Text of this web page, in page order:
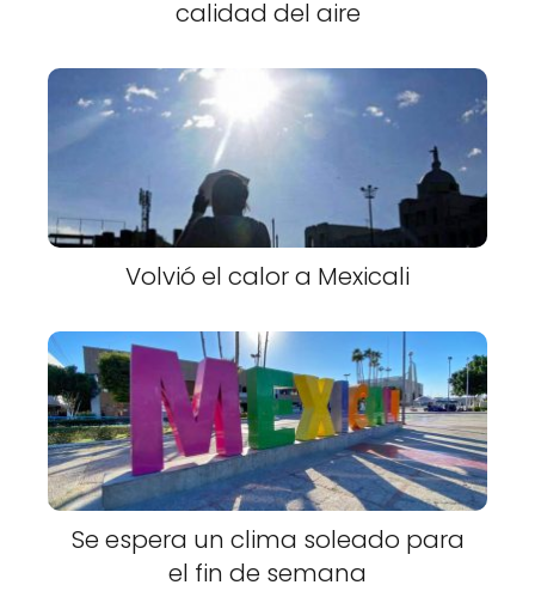
calidad del aire
Volvió el calor a Mexicali
Se espera un clima soleado para
el fin de semana